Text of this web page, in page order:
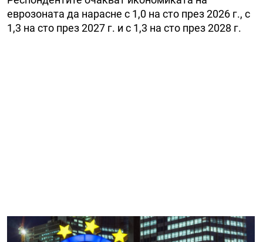
еврозоната да нарасне с 1,0 на сто през 2026 г., с
1,3 на сто през 2027 г. и с 1,3 на сто през 2028 г.